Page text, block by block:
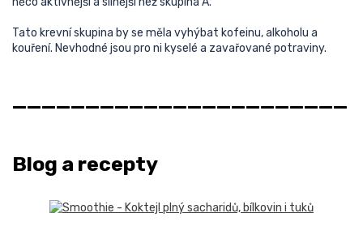
Tato krevní skupina by se měla vyhýbat kofeinu, alkoholu a
kouření. Nevhodné jsou pro ni kyselé a zavařované potraviny.
_______________________
Blog a recepty